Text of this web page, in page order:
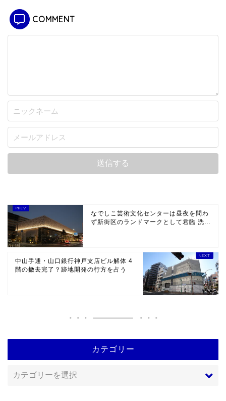
COMMENT
なでしこ芸術文化センターは昼夜を問わ
ず新街区のランドマークとして君臨 洗...
中山手通・山口銀行神戸支店ビル解体 4
階の撤去完了？跡地開発の行方を占う
カテゴリー